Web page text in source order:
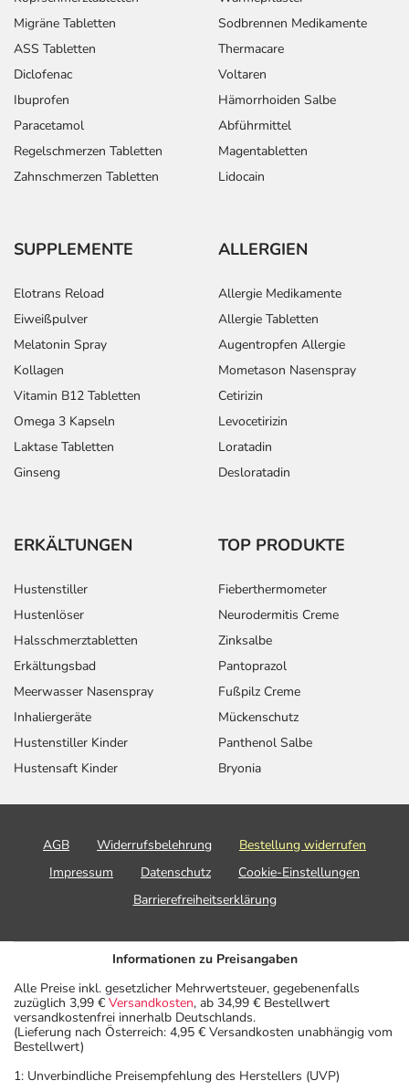
(über 40 kg
Körpergewicht)
(1. Tages-Therapie):
Jugendliche
und
Erwachsene
(über 40 kg
Körpergewicht)
einer Prothese:
und
(über 40 kg
Körpergewicht)
Typhus:
Kinder,
Jugendliche
Erwachsene
(über 40 kg
Körpergewicht)
1-4
Tabletten
Vorbeugung gegen
Kinder,
Erwachsene
(über 40 kg
Beseitigung des Erregers
Kombination mit anderen
Arzneimitteln - 7. Tage-
Therapie):
Kinder,
und
Erwachsene
(über 40 kg
Körpergewicht)
Lyme-Borreliose:
Kinder,
und
Anwendungshinweise
einem Arzt oder Apotheker überschritten werden.
Art der Anwendung?
Nehmen Sie das Arzneimittel mit Flüssigkeit (z.B. 1 Glas
Wasser) ein.
Dauer der Anwendung?
Migräne Tabletten
ASS Tabletten
Diclofenac
Ibuprofen
Paracetamol
Regelschmerzen Tabletten
Zahnschmerzen Tabletten
Sodbrennen Medikamente
Thermacare
Voltaren
Hämorrhoiden Salbe
Abführmittel
Magentabletten
Lidocain
SUPPLEMENTE
Elotrans Reload
Eiweißpulver
Melatonin Spray
Kollagen
Vitamin B12 Tabletten
Omega 3 Kapseln
Laktase Tabletten
Ginseng
ALLERGIEN
Allergie Medikamente
Allergie Tabletten
Augentropfen Allergie
Mometason Nasenspray
Cetirizin
Levocetirizin
Loratadin
Desloratadin
ERKÄLTUNGEN
Hustenstiller
Hustenlöser
Halsschmerztabletten
Erkältungsbad
Meerwasser Nasenspray
Inhaliergeräte
Hustenstiller Kinder
Hustensaft Kinder
TOP PRODUKTE
Fieberthermometer
Neurodermitis Creme
Zinksalbe
Pantoprazol
Fußpilz Creme
Mückenschutz
Panthenol Salbe
Bryonia
AGB Widerrufsbelehrung
Bestellung widerrufen
Impressum
Datenschutz
Cookie-Einstellungen
Barrierefreiheitserklärung
Informationen zu Preisangaben
Alle Preise inkl. gesetzlicher Mehrwertsteuer, gegebenenfalls
zuzüglich 3,99 € Versandkosten, ab 34,99 € Bestellwert
versandkostenfrei innerhalb Deutschlands.
(Lieferung nach Österreich: 4,95 € Versandkosten unabhängig vom
Bestellwert)
1: Unverbindliche Preisempfehlung des Herstellers (UVP)